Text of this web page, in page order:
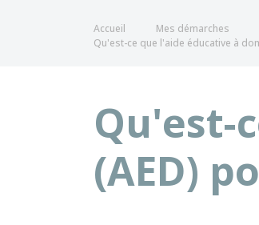
Accueil Mes démarches
Qu'est-ce que l'aide éducative à
Qu'est-
(AED)